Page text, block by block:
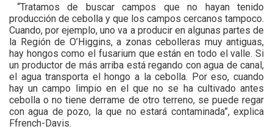
“Tratamos de buscar campos que no hayan tenido
producción de cebolla y que los campos cercanos tampoco.
Cuando, por ejemplo, uno va a producir en algunas partes de
la Región de O’Higgins, a zonas cebolleras muy antiguas,
hay hongos como el fusarium que están en todo el valle. Si
un productor de más arriba está regando con agua de canal,
el agua transporta el hongo a la cebolla. Por eso, cuando
hay un campo limpio en el que no se ha cultivado antes
cebolla o no tiene derrame de otro terreno, se puede regar
con agua de pozo, la que no estará contaminada”, explica
Ffrench-Davis.